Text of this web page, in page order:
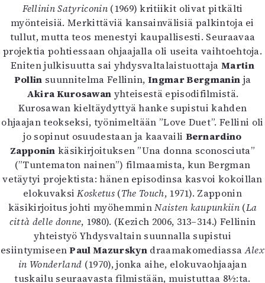
Näyttelyt
Musiikki
Levyt
Kuvataide
Kirjat
In English
Esitystaide
Arkisto
Lehdet
4/2026
2–3/2026
1/2026
6/2025
5/2025 saame
5/2025
Lehtiarkisto
Info
Fellinin Satyriconin(1969) kritiikit olivat pitkälti
myönteisiä. Merkittäviä kansainvälisiä palkintoja ei
tullut, mutta teos menestyi kaupallisesti. Seuraavaa
projektia pohtiessaan ohjaajalla oli useita vaihtoehtoja.
Eniten julkisuutta sai yhdysvaltalaistuottaja Martin
Pollin suunnitelma Fellinin,Ingmar Bergmanin ja
Akira Kurosawan yhteisestä episodifilmistä.
Kurosawan kieltäydyttyä hanke supistui kahden
ohjaajan teokseksi, työnimeltään ”Love Duet”. Fellini oli
jo sopinut osuudestaan ja kaavaili Bernardino
Zapponin käsikirjoituksen ”Una donna sconosciuta”
(”Tuntematon nainen”) filmaamista, kun Bergman
vetäytyi projektista: hänen episodinsa kasvoi kokoillan
elokuvaksiKosketus (The Touch, 1971). Zapponin
käsikirjoitus johti myöhemminNaisten kaupunkiin (La
città delle donne, 1980). (Kezich 2006, 313–314.) Fellinin
yhteistyö Yhdysvaltain suunnalla supistui
esiintymiseenPaul MazurskyndraamakomediassaAlex
in Wonderland (1970), jonka aihe, elokuvaohjaajan
tuskailu seuraavasta filmistään, muistuttaa 8½:ta.